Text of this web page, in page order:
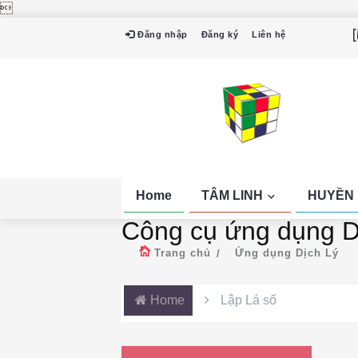

Đăng nhập Đăng ký Liên hệ
Home TÂM LINH HUYỀN
Công cụ ứng dụng
Trang chủ Ứng dụng Dịch Lý
Home Lập Lá số